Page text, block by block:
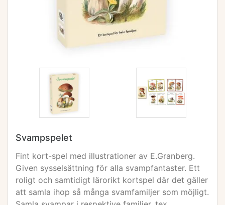
Svampspelet
Fint kort-spel med illustrationer av E.Granberg.
Given sysselsättning för alla svampfantaster. Ett
roligt och samtidigt lärorikt kortspel där det gäller
att samla ihop så många svamfamiljer som möjligt.